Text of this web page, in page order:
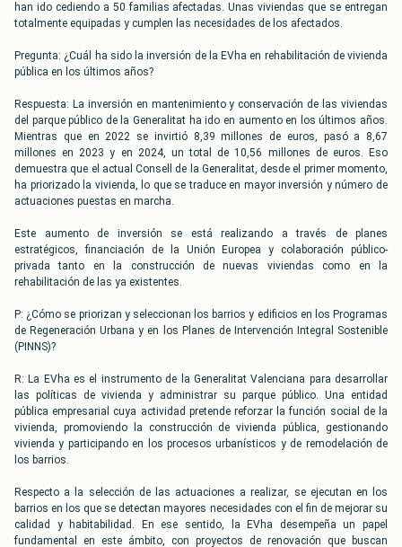
han ido cediendo a 50 familias afectadas. Unas viviendas que se entregan
totalmente equipadas y cumplen las necesidades de los afectados.
Pregunta: ¿Cuál ha sido la inversión de la EVha en rehabilitación de vivienda
pública en los últimos años?
Respuesta: La inversión en mantenimiento y conservación de las viviendas
del parque público de la Generalitat ha ido en aumento en los últimos años.
Mientras que en 2022 se invirtió 8,39 millones de euros, pasó a 8,67
millones en 2023 y en 2024, un total de 10,56 millones de euros. Eso
demuestra que el actual Consell de la Generalitat, desde el primer momento,
ha priorizado la vivienda, lo que se traduce en mayor inversión y número de
actuaciones puestas en marcha.
Este aumento de inversión se está realizando a través de planes
estratégicos, financiación de la Unión Europea y colaboración público-
privada tanto en la construcción de nuevas viviendas como en la
rehabilitación de las ya existentes.
P: ¿Cómo se priorizan y seleccionan los barrios y edificios en los Programas
de Regeneración Urbana y en los Planes de Intervención Integral Sostenible
(PINNS)?
R: La EVha es el instrumento de la Generalitat Valenciana para desarrollar
las políticas de vivienda y administrar su parque público. Una entidad
pública empresarial cuya actividad pretende reforzar la función social de la
vivienda, promoviendo la construcción de vivienda pública, gestionando
vivienda y participando en los procesos urbanísticos y de remodelación de
los barrios.
Respecto a la selección de las actuaciones a realizar, se ejecutan en los
barrios en los que se detectan mayores necesidades con el fin de mejorar su
calidad y habitabilidad. En ese sentido, la EVha desempeña un papel
fundamental en este ámbito, con proyectos de renovación que buscan